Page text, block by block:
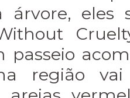
eles
passeio
na região